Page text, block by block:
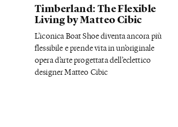
Timberland: The Flexible
Living by Matteo Cibic
L’iconica Boat Shoe diventa ancora più
flessibile e prende vita in un’originale
opera d’arte progettata dell’eclettico
designer Matteo Cibic